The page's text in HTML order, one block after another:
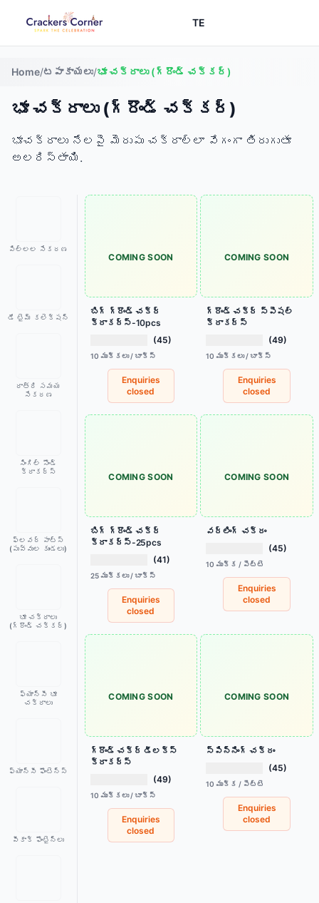
TE
Home/టపాకాయలు/భూ చక్రాలు (గ్రౌండ్ చక్కర్)
భూ చక్రాలు (గ్రౌండ్ చక్కర్)
భూచక్రాలు నేలపై మెరుపు చక్రాల్లా వేగంగా తిరుగుతూ
అలరిస్తాయి.
పిల్లల సేకరణ
డే టైమ్ కలెక్షన్
రాత్రి సమయ
సేకరణ
సింగిల్ సౌండ్
క్రాకర్స్
ఫ్లవర్ పాట్స్
(పువ్వుల కుండలు)
భూ చక్రాలు
(గ్రౌండ్ చక్కర్)
ఫ్యాన్సీ భూ
చక్రాలు
ఫ్యాన్సీ ఫౌంటెన్స్
పీకాక్ ఫౌంటైన్లు
COMING SOON
బిగ్ గ్రౌండ్ చక్ర్
క్రాకర్స్-10pcs
(45)
10 ముక్కలు / బాక్స్
Enquiries
closed
COMING SOON
గ్రౌండ్ చక్ర్ స్పెషల్
క్రాకర్స్
(49)
10 ముక్కలు / బాక్స్
Enquiries
closed
COMING SOON
బిగ్ గ్రౌండ్ చక్ర్
క్రాకర్స్-25pcs
(41)
25 ముక్కలు / బాక్స్
Enquiries
closed
COMING SOON
వర్లింగ్ చక్రం
(45)
10 ముక్క / పెట్టె
Enquiries
closed
COMING SOON
గ్రౌండ్ చక్ర్ డీలక్స్
క్రాకర్స్
(49)
10 ముక్కలు / బాక్స్
Enquiries
closed
COMING SOON
స్పిన్నింగ్ చక్రం
(45)
10 ముక్క / పెట్టె
Enquiries
closed